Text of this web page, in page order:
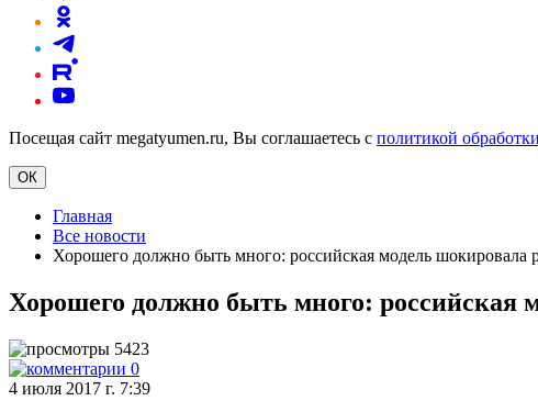
Посещая сайт megatyumen.ru, Вы соглашаетесь с политикой
ОК
Главная
Все новости
Хорошего должно быть много: российская модель шокировала
Хорошего должно быть много: российская
5423
0
4 июля 2017 г. 7:39